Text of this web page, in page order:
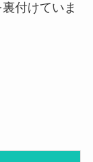
付けていま